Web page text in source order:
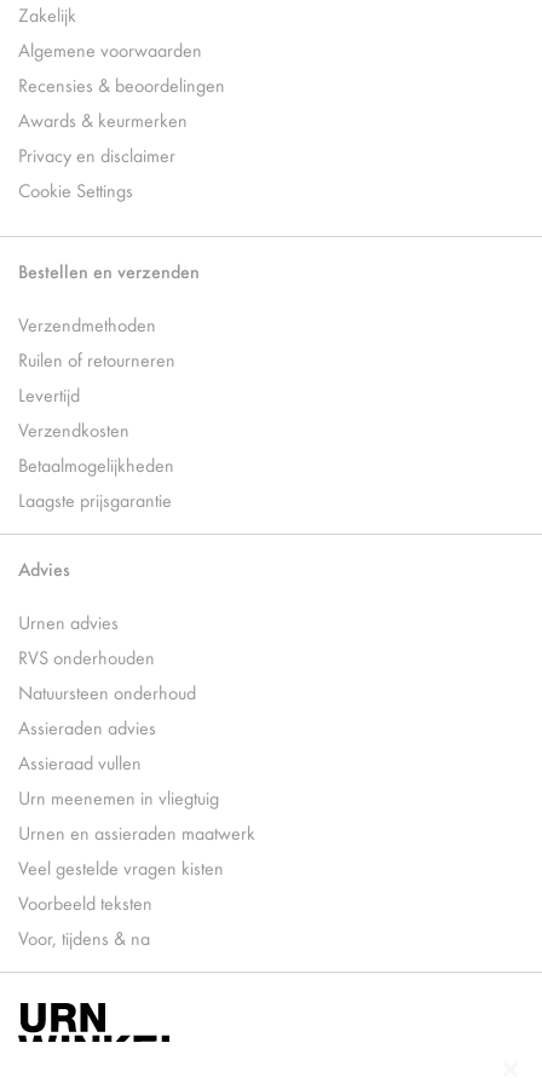
Zakelijk
Algemene voorwaarden
Recensies & beoordelingen
Awards & keurmerken
Privacy en disclaimer
Cookie Settings
Bestellen en verzenden
Verzendmethoden
Ruilen of retourneren
Levertijd
Verzendkosten
Betaalmogelijkheden
Laagste prijsgarantie
Advies
Urnen advies
RVS onderhouden
Natuursteen onderhoud
Assieraden advies
Assieraad vullen
Urn meenemen in vliegtuig
Urnen en assieraden maatwerk
Veel gestelde vragen kisten
Voorbeeld teksten
Voor, tijdens & na